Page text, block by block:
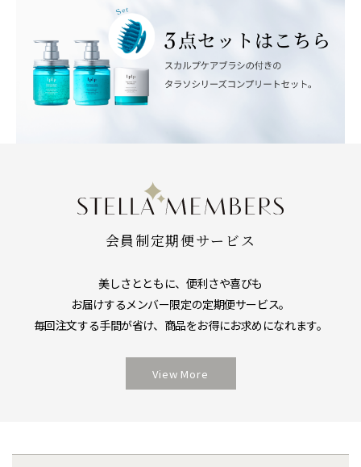
会員制定期便サービス
美しさとともに、便利さや喜びも
お届けするメンバー限定の定期便サービス。
毎回注文する手間が省け、商品をお得にお求めになれます。
View More